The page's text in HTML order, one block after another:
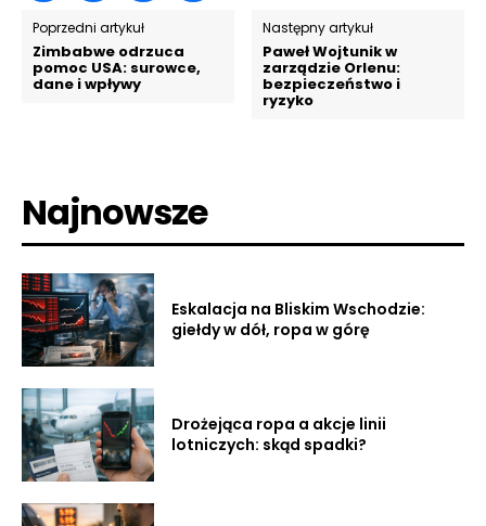
Poprzedni artykuł
Zimbabwe odrzuca
pomoc USA: surowce,
dane i wpływy
Następny artykuł
Paweł Wojtunik w
zarządzie Orlenu:
bezpieczeństwo i
ryzyko
Najnowsze
Eskalacja na Bliskim Wschodzie:
giełdy w dół, ropa w górę
Drożejąca ropa a akcje linii
lotniczych: skąd spadki?